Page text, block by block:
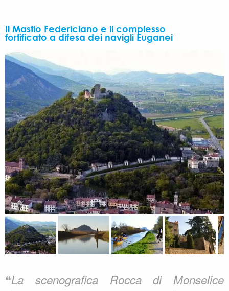
Il Mastio Federiciano e il complesso
fortificato a difesa dei navigli Euganei
❝La scenografica Rocca di Monselice